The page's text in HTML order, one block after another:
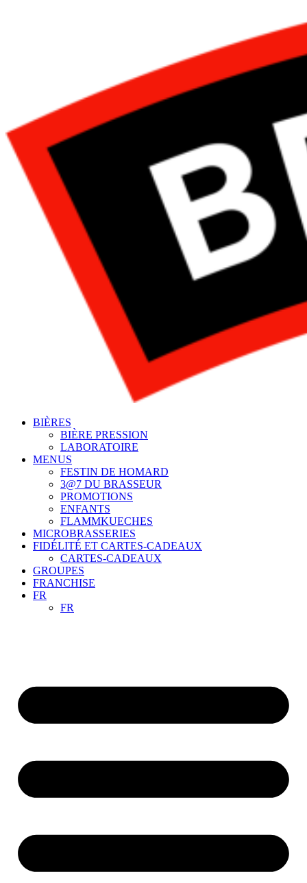
BIÈRES
BIÈRE PRESSION
LABORATOIRE
MENUS
FESTIN DE HOMARD
3@7 DU BRASSEUR
PROMOTIONS
ENFANTS
FLAMMKUECHES
MICROBRASSERIES
FIDÉLITÉ ET CARTES-CADEAUX
CARTES-CADEAUX
GROUPES
FRANCHISE
FR
FR